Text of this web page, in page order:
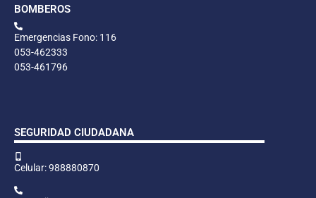
BOMBEROS
Emergencias Fono: 116
053-462333
053-461796
SEGURIDAD CIUDADANA
Celular: 988880870